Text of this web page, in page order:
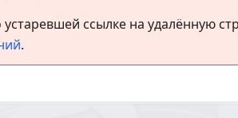
ссылке на удалённую
.